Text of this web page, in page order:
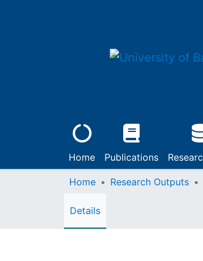
Home Publications
Home Research Outputs
Details